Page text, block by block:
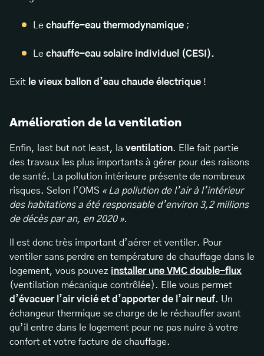
Le chauffe-eau thermodynamique ;
Le chauffe-eau solaire individuel (CESI).
Exit le vieux ballon d’eau chaude électrique !
Amélioration de la ventilation
Enfin, last but not least, la ventilation. Elle fait partie
des travaux les plus importants à gérer pour des raisons
de santé. La pollution intérieure présente de nombreux
risques. Selon l’OMS « La pollution de l’air à l’intérieur
des habitations a été responsable d’environ 3,2 millions
de décès par an, en 2020 ».
Il est donc très important d’aérer et ventiler. Pour
ventiler sans perdre en température de chauffage dans le
logement, vous pouvez installer une VMC double-flux
(ventilation mécanique contrôlée). Elle vous permet
d’évacuer l’air vicié et d’apporter de l’air neuf. Un
échangeur thermique se charge de le réchauffer avant
qu’il entre dans le logement pour ne pas nuire à votre
confort et votre facture de chauffage.